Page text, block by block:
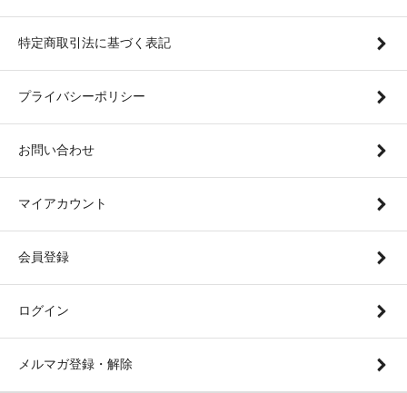
特定商取引法に基づく表記
プライバシーポリシー
お問い合わせ
マイアカウント
会員登録
ログイン
メルマガ登録・解除